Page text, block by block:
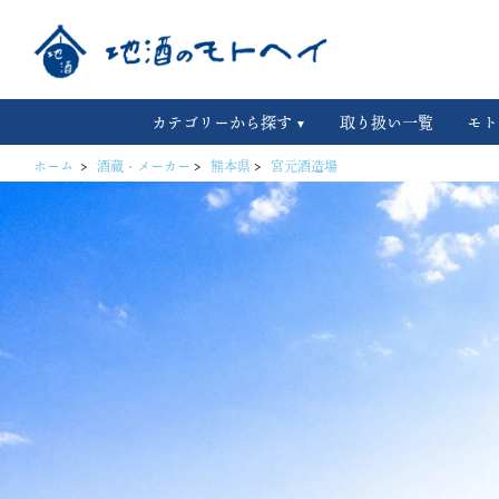
カテゴリーから探す 取り扱い一覧 モ
ホーム > 酒蔵・メーカー > 熊本県> 宮元酒造場